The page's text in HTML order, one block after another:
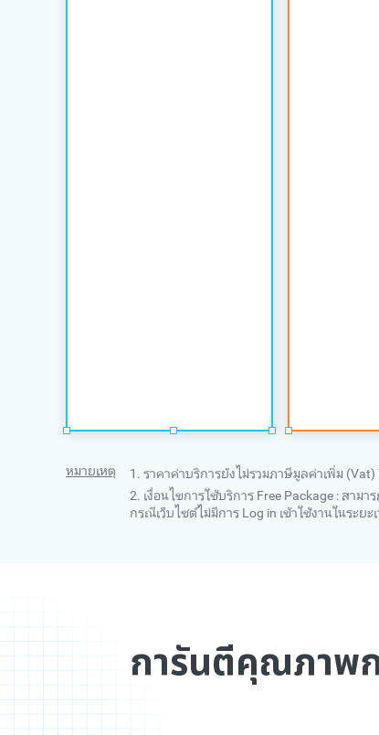
หมายเหตุ
1. ราคาค่าบริการยังไม่รวมภาษีมูลค่าเพิ่ม (Vat)
2. เงื่อนไขการใช้บริการ Free Package : สาม
กรณีเว็บไซต์ไม่มีการ Log in เข้าใช้งานในระย
การันตีคุณภาพก